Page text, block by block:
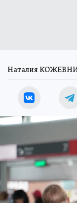
Наталия